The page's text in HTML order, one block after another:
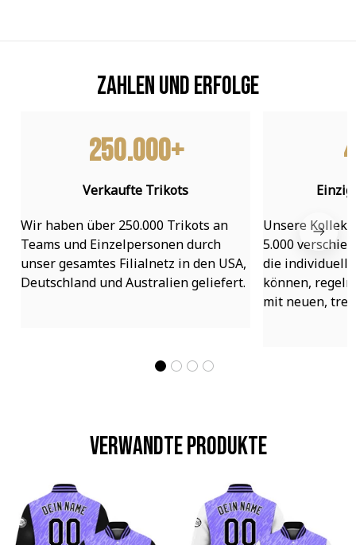
Zahlen und Erfolge
250.000+
Verkaufte Trikots
Wir haben über 250.000 Trikots an
Teams und Einzelpersonen durch
unser gesamtes Filialnetz in den USA,
Deutschland und Australien geliefert.
Unsere
5.000
die individuell
können,
mit neuen,
Verwandte Produkte